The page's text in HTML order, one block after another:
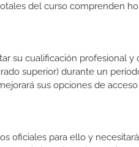
del curso comprenden
su cualificación profesional y
superior) durante un
sus opciones de
oficiales para ello y